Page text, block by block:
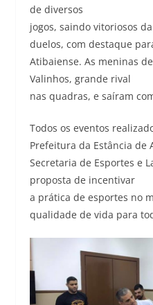
de diversos
jogos, saindo vitoriosos
duelos, com destaque
Atibaiense. As meninas
Valinhos, grande rival
nas quadras, e saíram
Todos os eventos
Prefeitura da Estância de
Secretaria de Esportes e
proposta de incentivar
a prática de esportes no
qualidade de vida para